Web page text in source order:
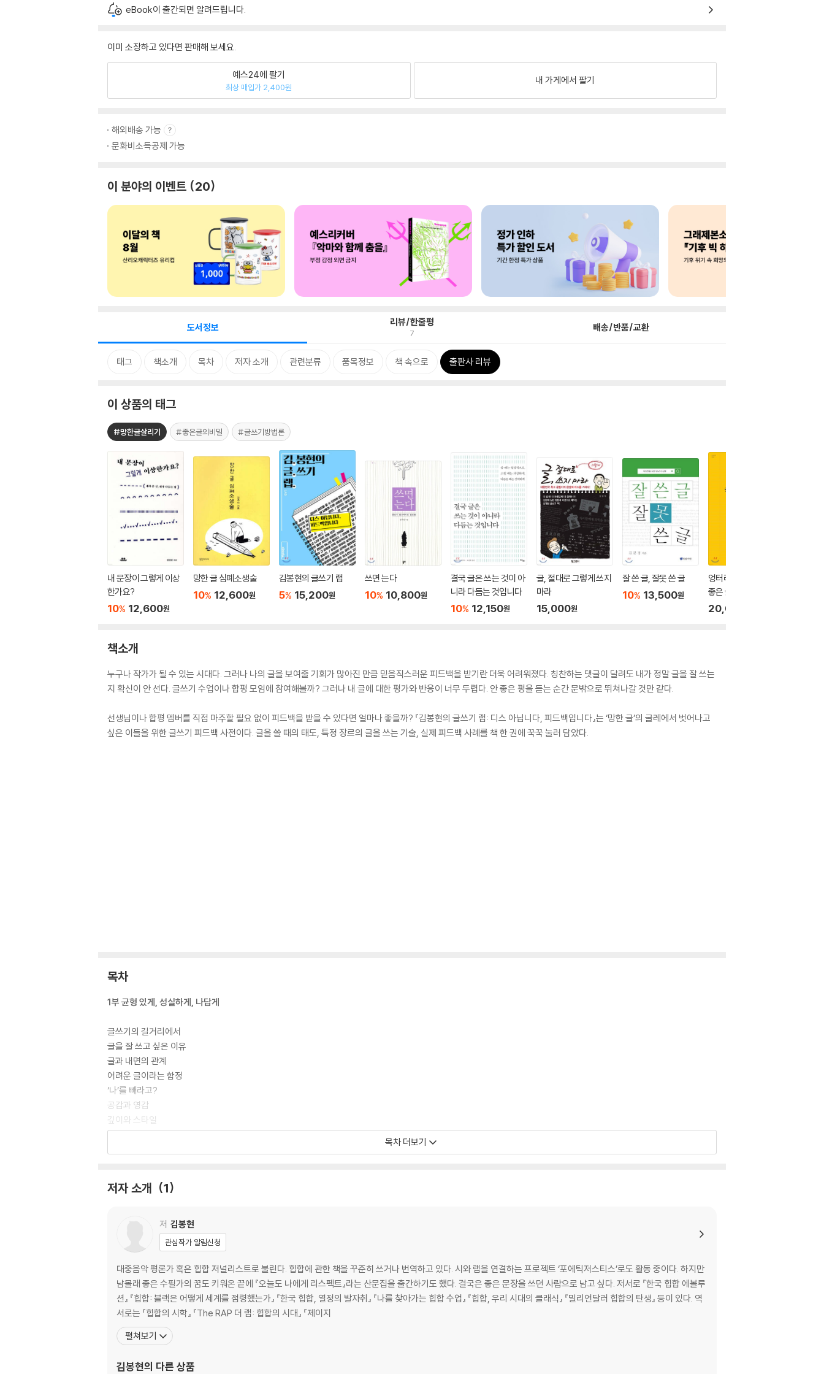
eBook이 출간되면 알려드립니다.
이미 소장하고 있다면 판매해 보세요.
예스24에 팔기
최상 매입가 2,400원
내 가게에서 팔기
해외배송 가능
문화비소득공제 가능
이 분야의 이벤트 20
도서정보 리뷰/한줄평
7 배송/반품/교환
태그 책소개 목차 저자 소개 관련분류 품목정보 책 속으로 출판사 리뷰
이 상품의 태그
#망한글살리기 #좋은글의비밀 #글쓰기방법론
내 문장이 그렇게 이상
한가요?
10% 12,600원
망한 글 심폐소생술
10% 12,600원
김봉현의 글쓰기 랩
5% 15,200원
쓰면 는다
10% 10,800원
결국 글은 쓰는 것이 아
니라 다듬는 것입니다
10% 12,150원
글, 절대로 그렇게 쓰지
마라
15,000원
잘 쓴 글, 잘못 쓴 글
10% 13,500원
엉터리 기사로 배우는
좋은 글 쓰기
20,000
책소개
누구나 작가가 될 수 있는 시대다. 그러나 나의 글을 보여줄 기회가 많아진 만큼 믿음직스러운 피드백을 받기란 더욱 어려워졌다. 칭찬하는 댓글이 달려도 내가 정말 글을 잘 쓰는
지 확신이 안 선다. 글쓰기 수업이나 합평 모임에 참여해볼까? 그러나 내 글에 대한 평가와 반응이 너무 두렵다. 안 좋은 평을 듣는 순간 문밖으로 뛰쳐나갈 것만 같다.
선생님이나 합평 멤버를 직접 마주할 필요 없이 피드백을 받을 수 있다면 얼마나 좋을까? 『김봉현의 글쓰기 랩: 디스 아닙니다, 피드백입니다』는 ‘망한 글’의 굴레에서 벗어나고
싶은 이들을 위한 글쓰기 피드백 사전이다. 글을 쓸 때의 태도, 특정 장르의 글을 쓰는 기술, 실제 피드백 사례를 책 한 권에 꾹꾹 눌러 담았다.
목차
1부 균형 있게, 성실하게, 나답게
글쓰기의 길거리에서
글을 잘 쓰고 싶은 이유
글과 내면의 관계
어려운 글이라는 함정
‘나’를 빼라고?
공감과 영감
깊이와 스타일
장치의 설정과 활용
에세이의 포인트 _ 진심이 아니면 들킨다
리뷰의 포인트 _ 창작자의 의도를 헤아리면서도 나만의 이야기를
첫 문장 쓰기 _ 첫 문장에 모든 것이 달려 있다는 거짓말
문단을 완결하기 _ 문장의 배합을 좋은 유기체처럼
글을 완성하기 _ 내가 매번 거치는 글쓰기의 세세한 과정
고쳐쓰기 _ 고쳐쓰기가 새로 쓰기보다 쉽다는 착각
3부 디스 아닙니다, 피드백입니다
1. 글 좀 쓰는 사람이 쓴 글
3. 꼼꼼하고 단단하지만 마무리가 아쉬운 글
목차 더보기
저자 소개 1
저 김봉현
관심작가 알림신청
대중음악 평론가 혹은 힙합 저널리스트로 불린다. 힙합에 관한 책을 꾸준히 쓰거나 번역하고 있다. 시와 랩을 연결하는 프로젝트 ‘포에틱저스티스’로도 활동 중이다. 하지만
남몰래 좋은 수필가의 꿈도 키워온 끝에 『오늘도 나에게 리스펙트』라는 산문집을 출간하기도 했다. 결국은 좋은 문장을 쓰던 사람으로 남고 싶다. 저서로 『한국 힙합 에볼루
션』 『힙합: 블랙은 어떻게 세계를 점령했는가』 『한국 힙합, 열정의 발자취』 『나를 찾아가는 힙합 수업』 『힙합, 우리 시대의 클래식』 『밀리언달러 힙합의 탄생』 등이 있다. 역
서로는 『힙합의 시학』 『The RAP 더 랩: 힙합의 시대』 『제이지
펼쳐보기
김봉현의 다른 상품